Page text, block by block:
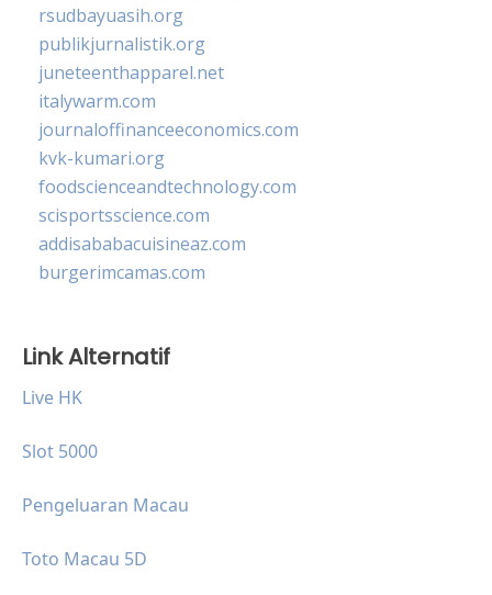
rsudbayuasih.org
publikjurnalistik.org
juneteenthapparel.net
italywarm.com
journaloffinanceeconomics.com
kvk-kumari.org
foodscienceandtechnology.com
scisportsscience.com
addisababacuisineaz.com
burgerimcamas.com
Link Alternatif
Live HK
Slot 5000
Pengeluaran Macau
Toto Macau 5D